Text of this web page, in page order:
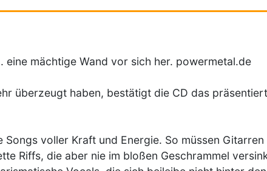
eine mächtige Wand vor sich her. powermetal.de
überzeugt haben, bestätigt die CD das
Songs voller Kraft und Energie. So müssen Gitarren
Riffs, die aber nie im bloßen Geschrammel